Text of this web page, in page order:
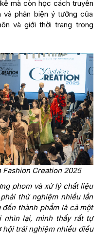
mà còn học cách truyền
và phản biện ý tưởng của
và giới thời trang trong
Fashion Creation 2025
phom và xử lý chất liệu
thử nghiệm nhiều lần
thành phẩm là cả một
nhìn lại, mình thấy rất tự
hội trải nghiệm nhiều điều